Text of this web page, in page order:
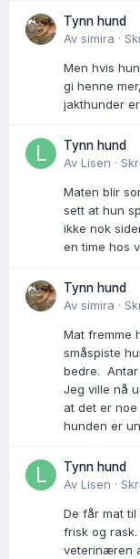
Tynn hund
Av simira ·
Men hvis
gi henne
jakthunder
Tynn hund
Av Lisen ·
Maten blir
sett at hun
ikke nok
en time hos
Tynn hund
Av simira ·
Mat fremme
småspiste
bedre. Antar
Jeg ville nå
at det er
hunden er
Tynn hund
Av Lisen ·
De får mat
frisk og
veterinæren